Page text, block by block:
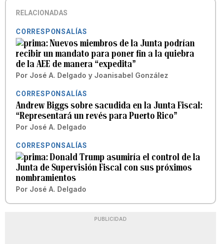
RELACIONADAS
CORRESPONSALÍAS
Nuevos miembros de la Junta podrían
recibir un mandato para poner fin a la quiebra
de la AEE de manera “expedita”
Por José A. Delgado y Joanisabel González
CORRESPONSALÍAS
Andrew Biggs sobre sacudida en la Junta Fiscal:
“Representará un revés para Puerto Rico”
Por José A. Delgado
CORRESPONSALÍAS
Donald Trump asumiría el control de la
Junta de Supervisión Fiscal con sus próximos
nombramientos
Por José A. Delgado
PUBLICIDAD